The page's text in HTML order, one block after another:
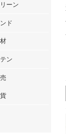
ーン
ド
ン